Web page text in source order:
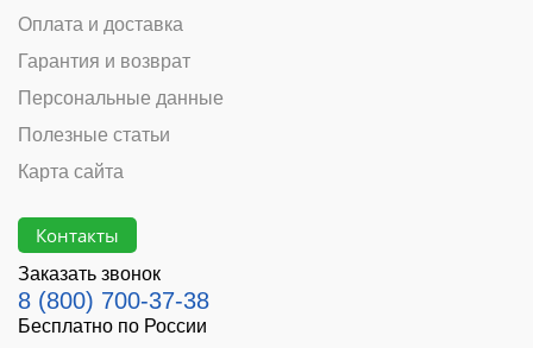
Оплата и доставка
Гарантия и возврат
Персональные данные
Полезные статьи
Карта сайта
Контакты
Заказать звонок
8 (800) 700-37-38
Бесплатно по России